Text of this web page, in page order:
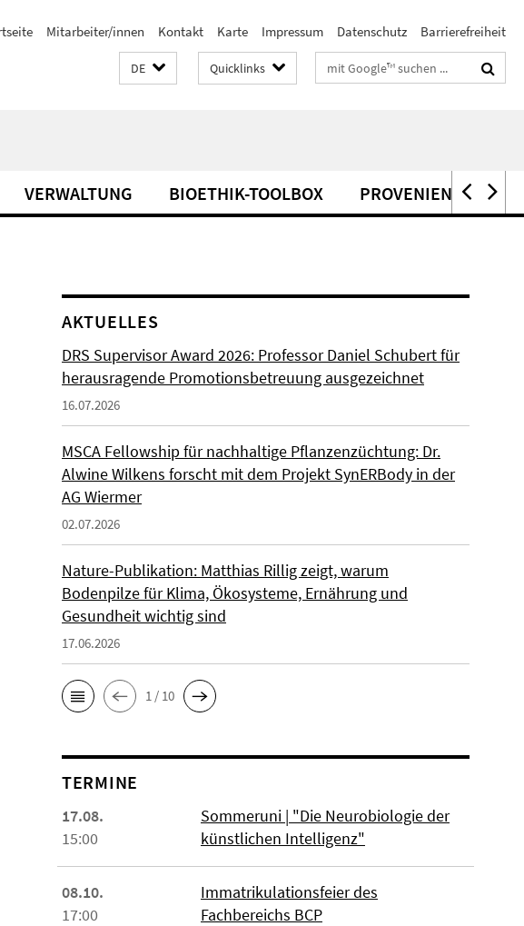
Mitarbeiter/innen Kontakt Karte Impressum Datenschutz Barrierefreiheit
DE Quicklinks Suchbegriffe
VERWALTUNG BIOETHIK-TOOLBOX
AKTUELLES
DRS Supervisor Award 2026: Professor Daniel Schubert für
herausragende Promotionsbetreuung ausgezeichnet
16.07.2026
MSCA Fellowship für nachhaltige Pflanzenzüchtung: Dr.
Alwine Wilkens forscht mit dem Projekt SynERBody in der
AG Wiermer
02.07.2026
Nature-Publikation: Matthias Rillig zeigt, warum
Bodenpilze für Klima, Ökosysteme, Ernährung und
Gesundheit wichtig sind
17.06.2026
1 / 10
TERMINE
17.08.
15:00
Sommeruni | "Die Neurobiologie der
künstlichen Intelligenz"
08.10.
17:00
Immatrikulationsfeier des
Fachbereichs BCP